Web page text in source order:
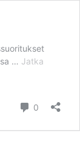
… Jatka
0